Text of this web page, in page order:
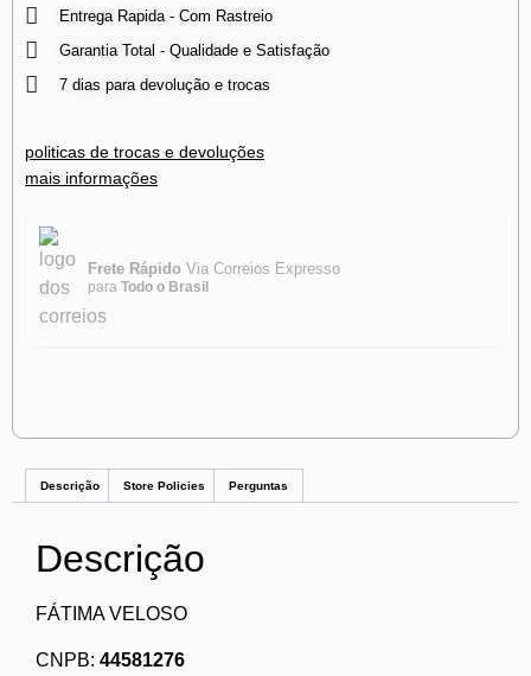
Entrega Rapida - Com Rastreio
Garantia Total - Qualidade e Satisfação
7 dias para devolução e trocas
politicas de trocas e devoluções
mais informações
Frete Rápido Via Correios Expresso
para Todo o Brasil
Descrição Store Policies Perguntas
Descrição
FÁTIMA VELOSO
CNPB: 44581276